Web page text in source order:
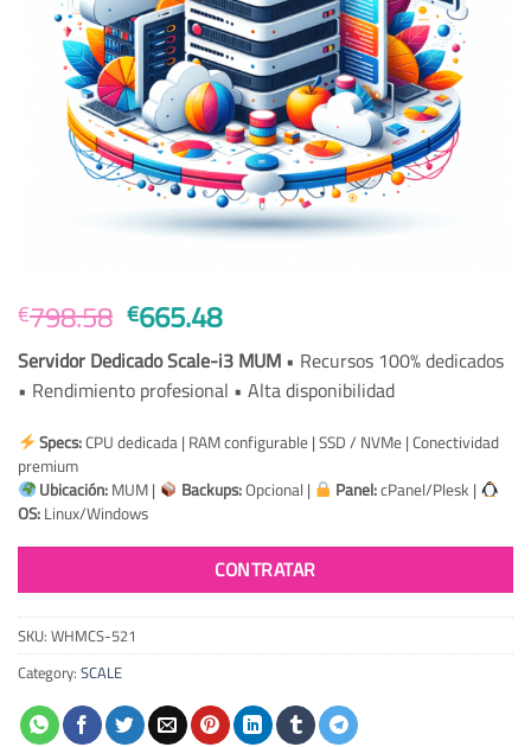
€798.58 Original
price
was:
€798.58.
€665.48Current
price
is:
€665.48.
Servidor Dedicado Scale-i3 MUM• Recursos 100% dedicados
• Rendimiento profesional • Alta disponibilidad
Specs:CPU dedicada | RAM configurable | SSD / NVMe | Conectividad
premium
Ubicación:MUM | Backups:Opcional | Panel:cPanel/Plesk |
OS:Linux/Windows
CONTRATAR
SKU:WHMCS-521
Category:SCALE